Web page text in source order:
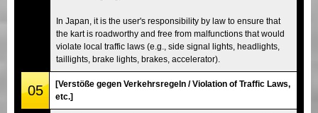
In Japan, it is the user's responsibility by law to ensure that
the kart is roadworthy and free from malfunctions that would
violate local traffic laws (e.g., side signal lights, headlights,
taillights, brake lights, brakes, accelerator).
05
[Verstöße gegen Verkehrsregeln / Violation of Traffic Laws,
etc.]